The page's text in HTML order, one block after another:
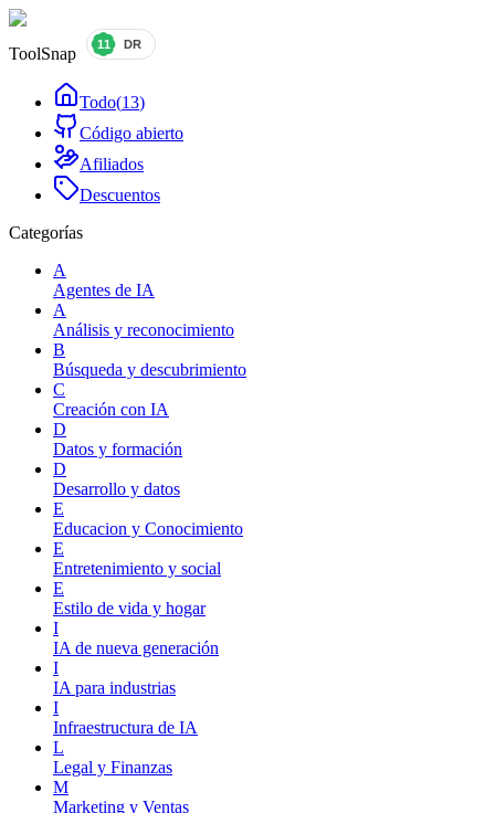
ToolSnap
Todo(13)
Código abierto
Afiliados
Descuentos
Categorías
A
Agentes de IA
A
Análisis y reconocimiento
B
Búsqueda y descubrimiento
C
Creación con IA
D
Datos y formación
D
Desarrollo y datos
E
Educacion y Conocimiento
E
Entretenimiento y social
E
Estilo de vida y hogar
I
IA de nueva generación
I
IA para industrias
I
Infraestructura de IA
L
Legal y Finanzas
M
Marketing y Ventas